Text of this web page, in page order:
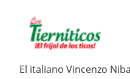
El italiano Vincenzo